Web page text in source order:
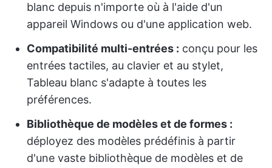
blanc depuis n'importe où à l'aide d'un
appareil Windows ou d'une application web.
Compatibilité multi-entrées : conçu pour les
entrées tactiles, au clavier et au stylet,
Tableau blanc s'adapte à toutes les
préférences.
Bibliothèque de modèles et de formes :
déployez des modèles prédéfinis à partir
d'une vaste bibliothèque de modèles et de